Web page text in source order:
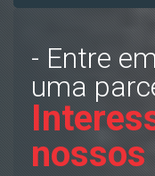
- Entre
uma